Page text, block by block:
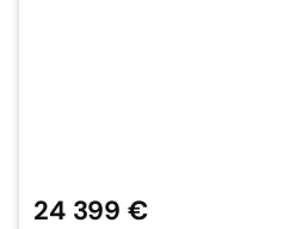
24 399 €